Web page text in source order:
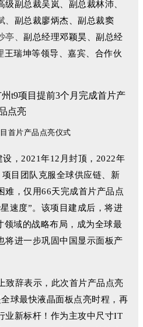
副总裁吴岚、副总裁林沛、
副总裁廖炳杰、副总裁窦
亭、 副总经理邓颖昊、副总经
王瑞坤等领导、嘉宾、合作伙
首片产品点亮仪式
，2021年12月封顶，2022年
目团队克服全球供应链、新
难，仅用66天完成首片产品点
速度”。该项目建成后，将进
领域的战略布局，成为全球最
将进一步巩固中国显示面板产
致辞表示，此次首片产品点亮
球最快液晶面板点亮时程，再
业新标杆！作为主攻中尺寸IT